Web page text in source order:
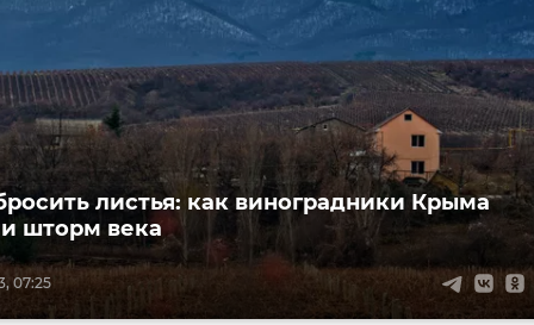
07:25
листья: как виноградники Крыма
шторм века